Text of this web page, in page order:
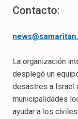
Contacto:
La organización
desplegó un
desastres a Israel
municipalidades
ayudar a los